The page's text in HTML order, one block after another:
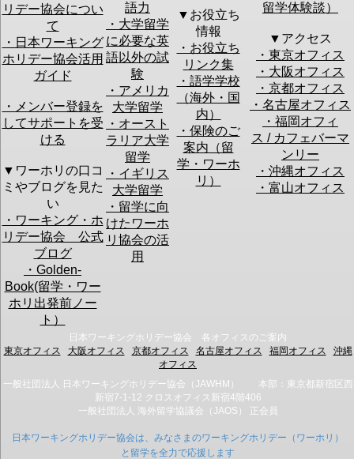
個別カウンセリン
グ
・セミナーの後に個別カウンセリングをご希望され
ますか？：
はい
ご希望の方はお手数ですが上記予定日等の質問に詳
細をご記入いただければスムーズなお話ができます
のでご協力をお願い致します。
初心者セミナーの
アンケート
・このセミナーでどんな情報を聞きたいですか？：
・今不安に思っていることは何ですか？：
渡航のプラ
ン立て
渡航費用の
準備
ビザ申請
英語力
このフォームでは
予約確認のメールをお送りしますので、メールの指示に従って予約を確定
させてください。
に従い取扱を行います。
リデー協会につい
て
・日本ワーキング
ホリデー協会活用
ガイド
・メンバー登録を
してサポートを受
ける
▼ワーホリの口コ
ミやブログを見た
い
・ワーキング・ホ
リデー協会 公式
ブログ
・Golden-
Book(留学・ワー
ホリ出発前ノー
ト）
語力
・大学留学
に必要な英
語以外の試
験
・アメリカ
大学留学
・オースト
ラリア大学
留学
・イギリス
大学留学
・留学に向
けたワーホ
リ協会の活
用
▼お役立ち
情報
・お役立ち
リンク集
・語学学校
（海外・国
内）
・保険のご
案内（留
学・ワーホ
リ）
留学体験談）
▼アクセス
・東京オフィス
・大阪オフィス
・京都オフィス
・名古屋オフィス
・福岡オフィ
ス / カフェバーマ
ンリー
・沖縄オフィス
・富山オフィス
日本ワーキングホリデー協会 各オフィスのご案内
東京オフィス
大阪オフィス 京都オフィス 名古屋オフィス 福岡オフィス
沖縄
オフィス
一般社団法人 日本ワーキングホリデー協会（JAWHM） 本部：東京都新宿区西
新宿7-1-12 クロスオフィス新宿4階406
一般社団法人 海外留学協議会（JAOS） 正会員
日本ワーキングホリデー協会は、みなさまのワーキングホリデー（ワーホリ）
と留学を全力で応援します